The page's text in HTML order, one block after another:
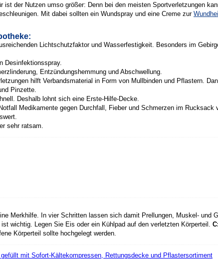
der Nutzen umso größer: Denn bei den meisten Sportverletzungen
Mit dabei sollten ein Wundspray und eine Creme zur
Lichtschutzfaktor und Wasserfestigkeit. Besonders im
Desinfektionsspray.
Entzündungshemmung und Abschwellung.
hilft Verbandsmaterial in Form von Mullbinden und Pflastern.
Pinzette.
Deshalb lohnt sich eine Erste-Hilfe-Decke.
Medikamente gegen Durchfall, Fieber und Schmerzen im Rucksack
sehr ratsam.
Merkhilfe. In vier Schritten lassen sich damit Prellungen, Muskel- und
ist wichtig. Legen Sie Eis oder ein Kühlpad auf den verletzten Körperteil. C:
Körperteil sollte hochgelegt werden.
mit Sofort-Kältekompressen, Rettungsdecke und Pflastersortiment